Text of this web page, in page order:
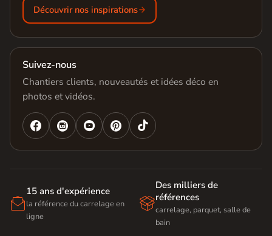
Découvrir nos inspirations
Suivez-nous
Chantiers clients, nouveautés et idées déco en
photos et vidéos.
   

15 ans d'expérience
la référence du carrelage en
ligne

Des milliers de
références
carrelage, parquet, salle de
bain